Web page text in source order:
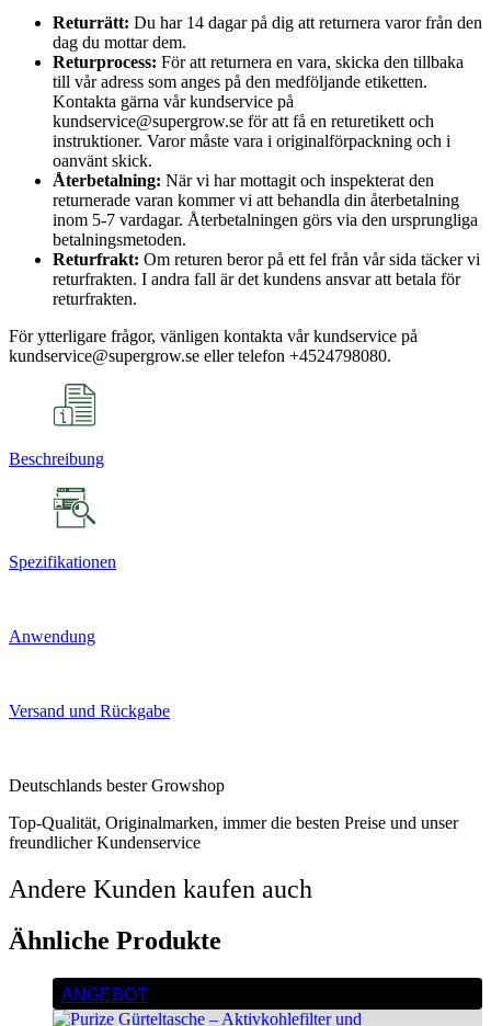
Returrätt: Du har 14 dagar på dig att returnera varor från den
dag du mottar dem.
Returprocess: För att returnera en vara, skicka den tillbaka
till vår adress som anges på den medföljande etiketten.
Kontakta gärna vår kundservice på
kundservice@supergrow.se för att få en returetikett och
instruktioner. Varor måste vara i originalförpackning och i
oanvänt skick.
Återbetalning: När vi har mottagit och inspekterat den
returnerade varan kommer vi att behandla din återbetalning
inom 5-7 vardagar. Återbetalningen görs via den ursprungliga
betalningsmetoden.
Returfrakt: Om returen beror på ett fel från vår sida täcker vi
returfrakten. I andra fall är det kundens ansvar att betala för
returfrakten.
För ytterligare frågor, vänligen kontakta vår kundservice på
kundservice@supergrow.se eller telefon +4524798080.
Beschreibung
Spezifikationen
Anwendung
Versand und Rückgabe
Deutschlands bester Growshop
Top-Qualität, Originalmarken, immer die besten Preise und unser
freundlicher Kundenservice
Andere Kunden kaufen auch
Ähnliche Produkte
ANGEBOT